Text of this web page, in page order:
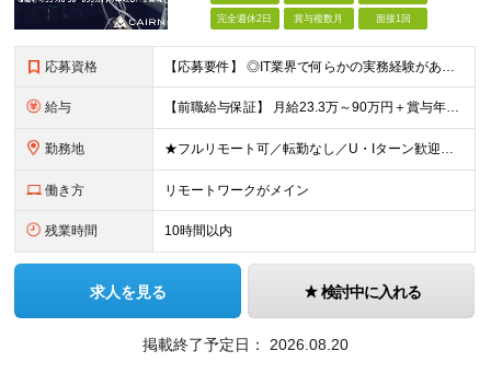
完全週休2日 賞与複数月 面接1回
応募資格 【応募要件】 ◎IT業界で何らかの実務経験がある方 └2～3ヶ月の実務経験のある方は歓迎します！ 例）PCキッティングやモバイル通信基地局の業務経験者など インフラエンジニアとして経験のある方は、
給与 【前職給与保証】 月給23.3万～90万円＋賞与年2回＋インセンティブ ★年収1000万円以上の実績あり！ ※上記月給には月20～30時間分（2万9,300円～21万7,900円）の固定残業代を含み
勤務地 ★フルリモート可／転勤なし／U・Iターン歓迎★ ◎勤務地は相談の上、ご自宅近くに調整します！ 【勤務地】 本社、または東京／埼玉／千葉／神奈川／愛知／仙台のクライアント先 ◎完全在宅（フルリモート）
働き方 リモートワークがメイン
残業時間 10時間以内
求人を見る 検討中に入れる
掲載終了予定日： 2026.08.20